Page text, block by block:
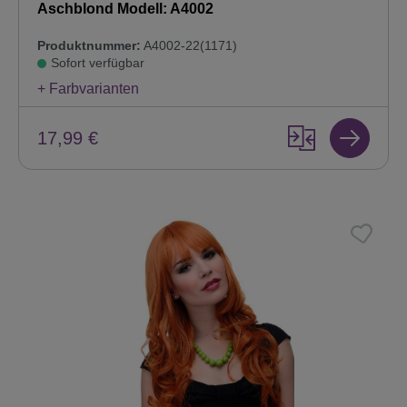
Aschblond Modell: A4002
Produktnummer: A4002-22(1171)
Sofort verfügbar
+ Farbvarianten
17,99 €